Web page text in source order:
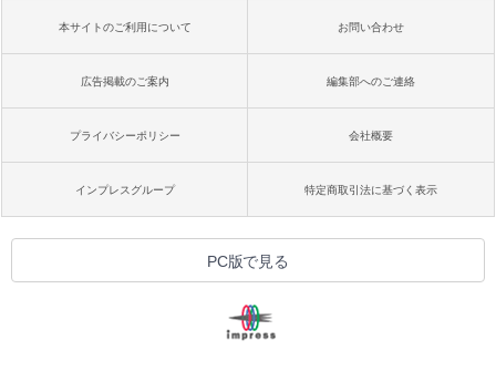
本サイトのご利用について お問い合わせ
広告掲載のご案内 編集部へのご連絡
プライバシーポリシー 会社概要
インプレスグループ 特定商取引法に基づく表示
PC版で見る